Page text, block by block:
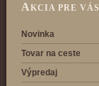
AKCIA PRE VÁS
Novinka
Tovar na ceste
Výpredaj